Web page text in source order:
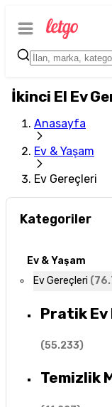
İkinci El Ev
Anasayfa
Ev & Yaşam
Ev Gereçleri
Kategoriler
Ev & Yaşam
Ev Gereçleri (
Pratik Ev
(55.233)
Temizlik